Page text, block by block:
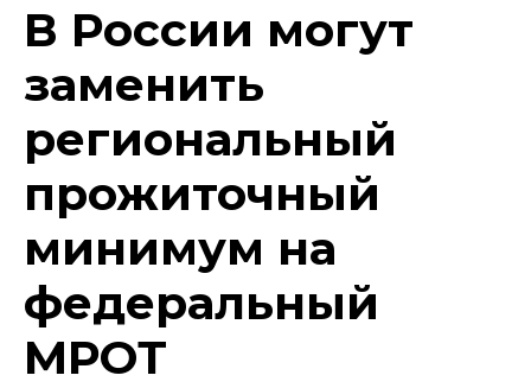
В России могут
заменить
региональный
прожиточный
минимум на
федеральный
МРОТ